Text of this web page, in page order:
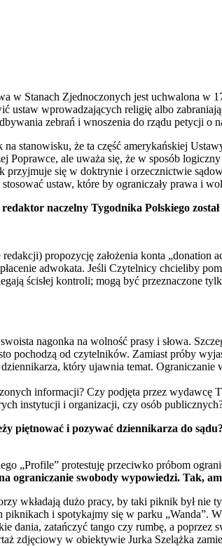
w Stanach Zjednoczonych jest uchwalona w
ustaw wprowadzających religię albo
zebrań i wnoszenia do rządu petycji o
stanowisku, że ta część amerykańskiej
Poprawce, ale uważa się, że w sposób
się w doktrynie i orzecznictwie
ustaw, które by ograniczały prawa i
naczelny Tygodnika Polskiego
propozycję założenia konta „donation
adwokata. Jeśli Czytelnicy chcieliby
ścisłej kontroli; mogą być przeznaczone
nagonka na wolność prasy i słowa.
od czytelników. Zamiast próby
który ujawnia temat.
informacji? Czy podjęta przez wydawcę
instytucji i organizacji, czy osób
piętnować i pozywać dziennikarza do
„Profile” protestuję przeciwko próbom
ograniczanie swobody wypowiedzi. Tak,
wkładają dużo pracy, by taki piknik był nie
piknikach i spotykajmy się w parku
dania, zatańczyć tango czy rumbę, a
zdjęciowy w obiektywie Jurka Szelążka